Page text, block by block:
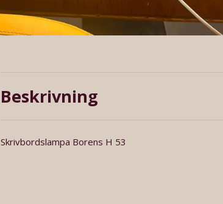
Beskrivning
Skrivbordslampa Borens H 53